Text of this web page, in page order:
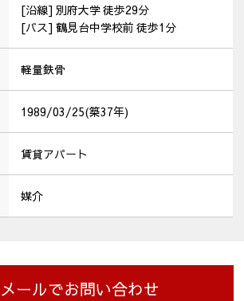
[沿線] 別府大学 徒歩29分
[バス] 鶴見台中学校前 徒歩1分
軽量鉄骨
1989/03/25(築37年)
賃貸アパート
媒介
メールでお問い合わせ